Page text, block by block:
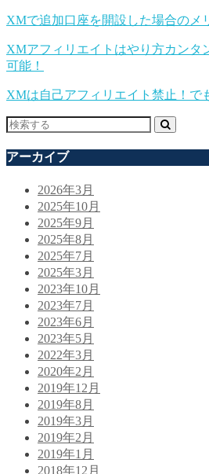
XMで追加口座を開設した場合のメ
XMアフィリエイトはやり方カンタ
可能！
XMは自己アフィリエイト禁止！で
アーカイブ
2026年3月
2025年10月
2025年9月
2025年8月
2025年7月
2025年3月
2023年10月
2023年7月
2023年6月
2023年5月
2022年3月
2020年2月
2019年12月
2019年8月
2019年3月
2019年2月
2019年1月
2018年12月